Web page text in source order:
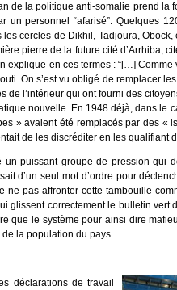
de la politique anti-somalie prend la
un personnel “afarisé”. Quelques
les cercles de Dikhil, Tadjoura,
pierre de la future cité d’Arrhiba,
explique en ces termes : “[…]
On s’est vu obligé de remplacer
de l’intérieur qui ont fourni des
nouvelle. En 1948 déjà, dans
» avaient été remplacés par des
de les discréditer en les qualifiant
puissant groupe de pression qui
d’un seul mot d’ordre pour
ne pas affronter cette tambouille
glissent correctement le bulletin vert
que le système pour ainsi dire
la population du pays.
déclarations de travail